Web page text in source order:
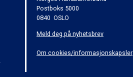
Postboks 5000
0840 OSLO
Meld deg på nyhetsbrev
Om cookies/informasjonskapsler